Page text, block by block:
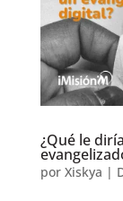
¿Qué le
por Xiskya |